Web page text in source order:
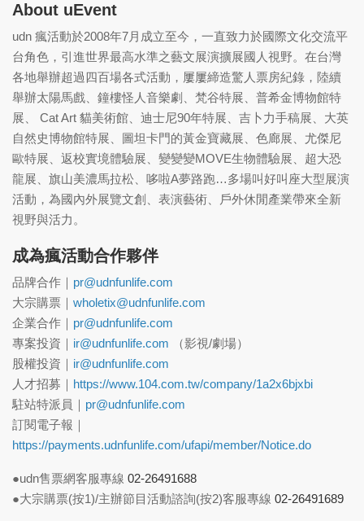
About uEvent
udn 瘋活動於2008年7月成立至今，一直致力於國際文化交流平
台角色，引進世界最高水準之藝文展演擴展國人視野。在台灣
各地舉辦超過四百場各式活動，屢屢締造驚人票房紀錄，陸續
舉辦太陽馬戲、鐘樓怪人音樂劇、梵谷特展、普希金博物館特
展、 Cat Art 貓美術館、迪士尼90年特展、吉卜力手稿展、大英
自然史博物館特展、圖坦卡門的黃金寶藏展、色廊展、尤傑尼
歐特展、返校實境體驗展、變變變MOVE生物體驗展、超大恐
龍展、旗山美濃馬拉松、哆啦A夢路跑…多場叫好叫座大型展演
活動，為國內外展覽文創、表演藝術、戶外休閒產業帶來全新
視野與活力。
成為瘋活動合作夥伴
品牌合作｜ pr@udnfunlife.com
大宗購票｜ wholetix@udnfunlife.com
企業合作｜ pr@udnfunlife.com
專案投資｜ ir@udnfunlife.com （影視/劇場）
股權投資｜ ir@udnfunlife.com
人才招募｜ https://www.104.com.tw/company/1a2x6bjxbi
駐站特派員｜ pr@udnfunlife.com
訂閱電子報｜
https://payments.udnfunlife.com/ufapi/member/Notice.do
●udn售票網客服專線 02-26491688
●大宗購票(按1)/主辦節目活動諮詢(按2)客服專線 02-26491689